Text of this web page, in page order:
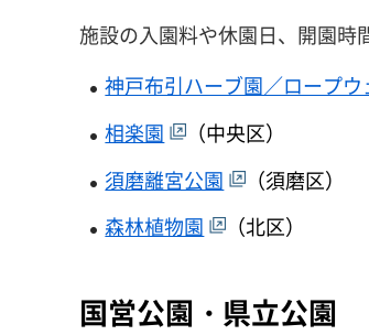
施設の入園料や休園日、開園時
神戸布引ハーブ園／ロープウ
相楽園
（中央区）
須磨離宮公園
（須磨区）
森林植物園
（北区）
国営公園・県立公園